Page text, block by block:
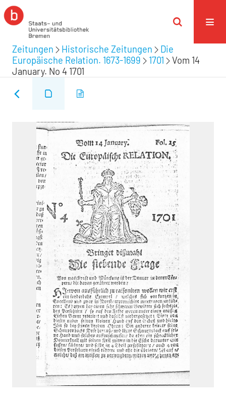
Zeitungen Historische Zeitungen
Die
Europäische Relation. 1673-1699
1701
Vom 14
January. No 4 1701